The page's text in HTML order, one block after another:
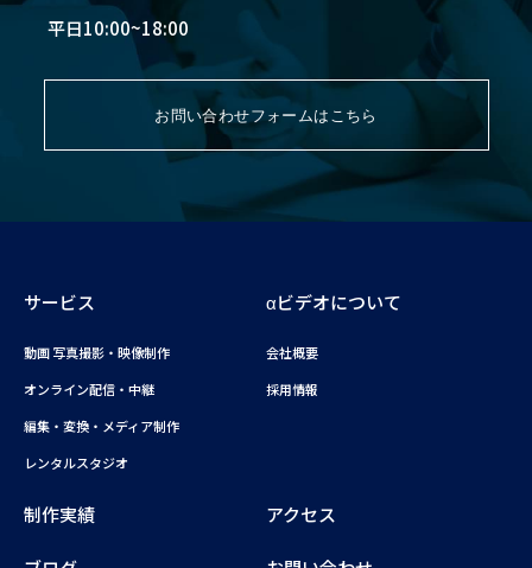
平日10:00~18:00
お問い合わせフォームはこちら
サービス
動画 写真撮影・映像制作
オンライン配信・中継
編集・変換・メディア制作
レンタルスタジオ
αビデオについて
会社概要
採用情報
制作実績 アクセス